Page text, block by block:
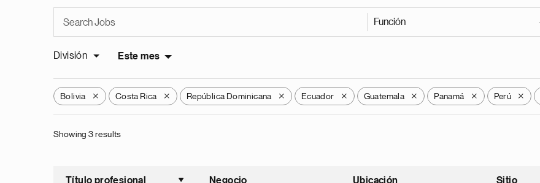
Función
División Este mes
Bolivia X Costa Rica X República Dominicana X Ecuador X Guatemala X Panamá X Perú X
Showing 3 results
Título profesional Negocio Ubicación Sitio